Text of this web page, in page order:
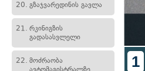
20. გზაჯვარედინის გავლა
21. რკინიგზის
გადასასვლელი
22. მოძრაობა
ავტომაგისტრალზე
1